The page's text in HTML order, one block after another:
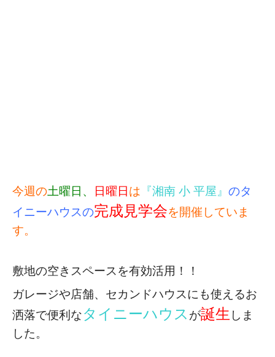
今週の土曜日、 日曜日 は 『湘南 小 平屋』 のタ
イニーハウスの完成見学会を開催していま
す。
敷地の空きスペースを有効活用！！
ガレージや店舗、セカンドハウスにも使えるお
洒落で便利なタイニーハウス が誕生 しま
した。